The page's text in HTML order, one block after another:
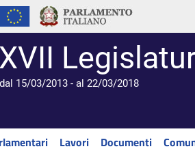
XVII
dal 15/03/2013 - al 22/03/2018
Lavori Documenti